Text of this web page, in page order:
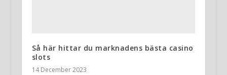
Så här hittar du marknadens bästa casino
slots
14 December 2023